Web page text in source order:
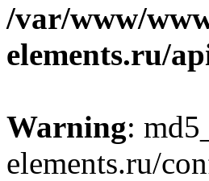
/var/www/
elements.ru/
Warning:
elements.ru/